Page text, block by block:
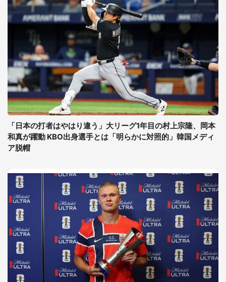
「日本の打者はやはり違う」大リーグ1年目の村上宗隆、岡本
和真が躍動 KBO出身選手とは「明らかに対照的」韓国メディ
ア脱帽